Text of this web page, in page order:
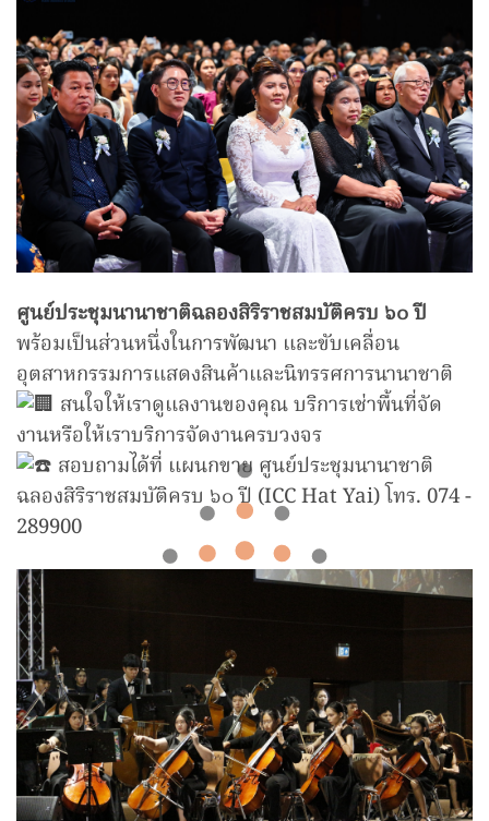
ศูนย์ประชุมนานาชาติฉลองสิริราชสมบัติครบ ๖๐ ปี
พร้อมเป็นส่วนหนึ่งในการพัฒนา และขับเคลื่อน
อุตสาหกรรมการแสดงสินค้าและนิทรรศการนานาชาติ
สนใจให้เราดูแลงานของคุณ บริการเช่าพื้นที่จัด
งานหรือให้เราบริการจัดงานครบวงจร
สอบถามได้ที่ แผนกขาย ศูนย์ประชุมนานาชาติ
ฉลองสิริราชสมบัติครบ ๖๐ ปี (ICC Hat Yai) โทร. 074 -
289900